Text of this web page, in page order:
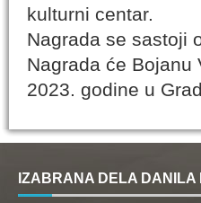
kulturni centar.
Nagrada se sastoji
Nagrada će Bojanu
2023. godine u
IZABRANA DELA DANILA